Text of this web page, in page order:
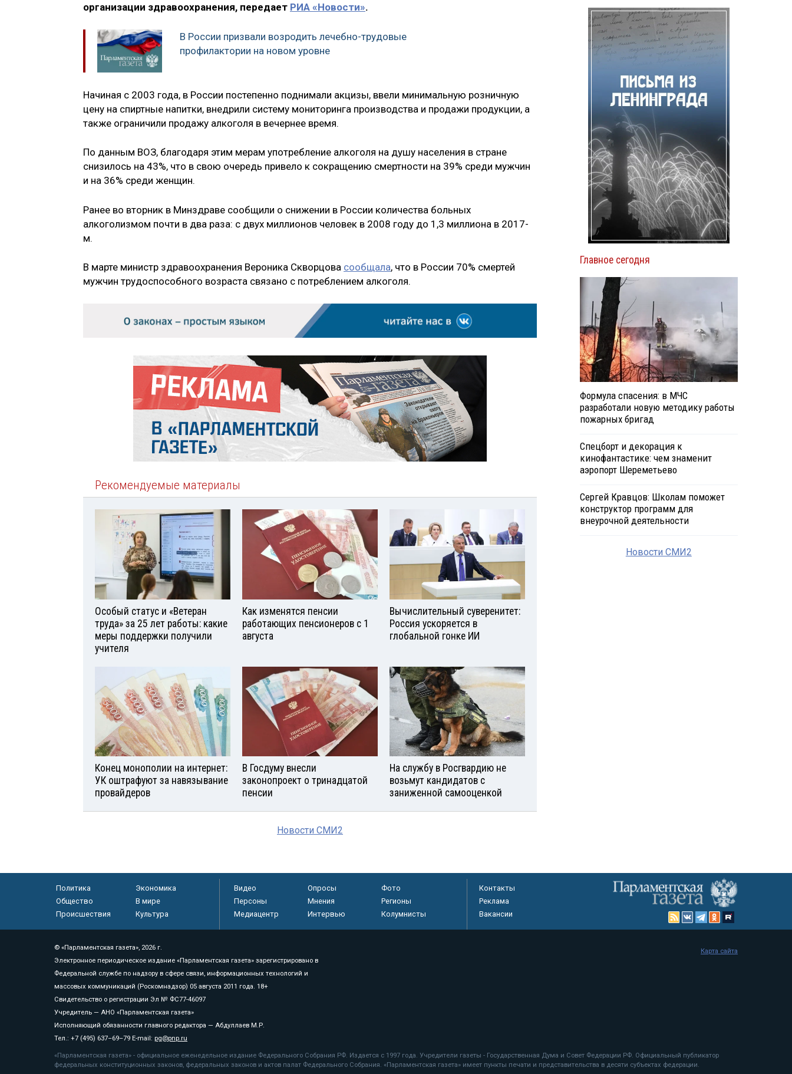
организации здравоохранения, передает РИА «Новости».
В России призвали возродить лечебно-трудовые
профилактории на новом уровне
Начиная с 2003 года, в России постепенно поднимали акцизы, ввели минимальную розничную
цену на спиртные напитки, внедрили систему мониторинга производства и продажи продукции, а
также ограничили продажу алкоголя в вечернее время.
По данным ВОЗ, благодаря этим мерам употребление алкоголя на душу населения в стране
снизилось на 43%, что в свою очередь привело к сокращению смертности на 39% среди мужчин
и на 36% среди женщин.
Ранее во вторник в Минздраве сообщили о снижении в России количества больных
алкоголизмом почти в два раза: с двух миллионов человек в 2008 году до 1,3 миллиона в 2017-
м.
В марте министр здравоохранения Вероника Скворцова сообщала, что в России 70% смертей
мужчин трудоспособного возраста связано с потреблением алкоголя.
Рекомендуемые материалы
Особый статус и «Ветеран
труда» за 25 лет работы: какие
меры поддержки получили
учителя
Как изменятся пенсии
работающих пенсионеров с 1
августа
Вычислительный суверенитет:
Россия ускоряется в
глобальной гонке ИИ
Конец монополии на интернет:
УК оштрафуют за навязывание
провайдеров
В Госдуму внесли
законопроект о тринадцатой
пенсии
На службу в Росгвардию не
возьмут кандидатов с
заниженной самооценкой
Новости СМИ2
Главное сегодня
Формула спасения: в МЧС
разработали новую методику работы
пожарных бригад
Спецборт и декорация к
кинофантастике: чем знаменит
аэропорт Шереметьево
Сергей Кравцов: Школам поможет
конструктор программ для
внеурочной деятельности
Новости СМИ2
Политика
Экономика
Общество
В мире
Происшествия
Культура
Видео Опросы
Фото
Персоны
Мнения
Регионы
Медиацентр
Интервью Колумнисты
Контакты
Реклама
Вакансии
© «Парламентская газета», 2026 г.
Электронное периодическое издание «Парламентская газета» зарегистрировано в
Федеральной службе по надзору в сфере связи, информационных технологий и
массовых коммуникаций (Роскомнадзор) 05 августа 2011 года. 18+
Свидетельство о регистрации Эл № ФС77-46097
Учредитель — АНО «Парламентская газета»
Исполняющий обязанности главного редактора — Абдуллаев М.Р.
Тел.: +7 (495) 637–69–79 E-mail: pg@pnp.ru
«Парламентская газета» - официальное еженедельное издание Федерального Собрания РФ. Издается с 1997 года. Учредители газеты - Государственная Дума и Совет Федерации РФ. Официальный публикатор
федеральных конституционных законов, федеральных законов и актов палат Федерального Собрания. «Парламентская газета» имеет пункты печати и представительства в десяти субъектах федерации.
Карта сайта